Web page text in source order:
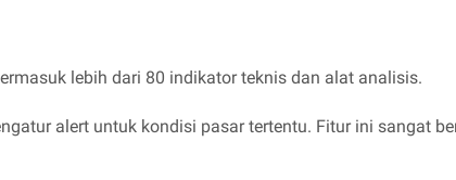
lebih dari 80 indikator teknis dan alat analisis.
alert untuk kondisi pasar tertentu. Fitur ini sangat